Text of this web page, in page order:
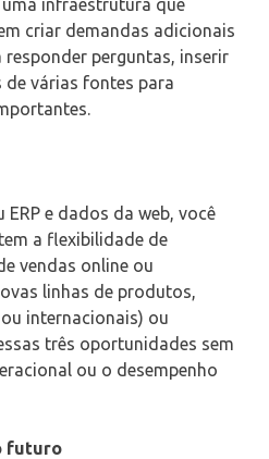
infraestrutura que
criar demandas adicionais
responder perguntas, inserir
várias fontes para
e dados da web, você
a flexibilidade de
vendas online ou
linhas de produtos,
internacionais) ou
três oportunidades sem
ou o desempenho
futuro